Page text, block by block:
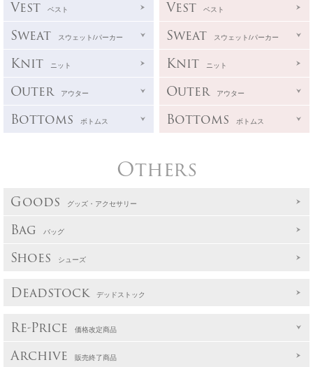
Vest ベスト
Sweat スウェット/パーカー
Knit ニット
Outer アウター
Bottoms ボトムス
Vest ベスト
Sweat スウェット/パーカー
Knit ニット
Outer アウター
Bottoms ボトムス
Others
Goods グッズ・アクセサリー
Bag バッグ
Shoes シューズ
Deadstock デッドストック
Re-Price 価格改定商品
Archive 販売終了商品